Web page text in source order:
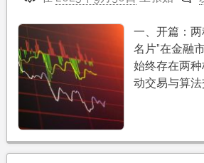
一、开篇：
名片”在金融
始终存在两
动交易与算法